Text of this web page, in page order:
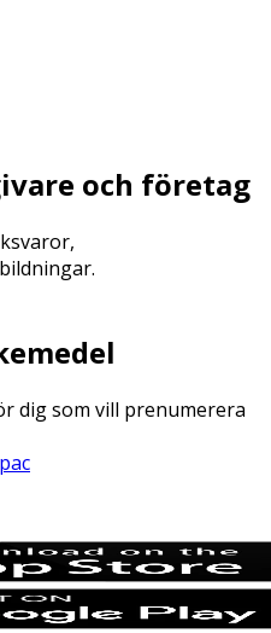
och företag
dig som vill prenumerera